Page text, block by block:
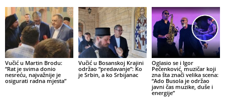
Vučić u Martin Brodu:
“Rat je svima donio
nesreću, najvažnije je
osigurati radna mjesta”
Vučić u Bosanskoj Krajini
održao “predavanje”: Ko
je Srbin, a ko Srbijanac
Oglasio se i Igor
Pečenković, muzičar koji
zna šta znači velika scena:
“Ado Busola je održao
javni čas muzike, duše i
energije”